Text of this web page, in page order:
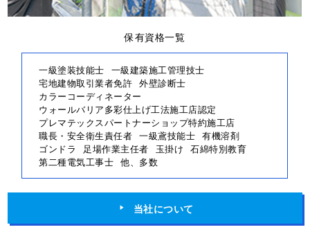
一級塗装技能士 一級建築施工管理技士
宅地建物取引業者免許 外壁診断士
カラーコーディネーター
ウォールバリア多彩仕上げ工法施工店認定
職長・安全衛生責任者 一級鳶技能士 有機溶剤
ゴンドラ 足場作業主任者 玉掛け
第二種電気工事士 他、多数
当社について